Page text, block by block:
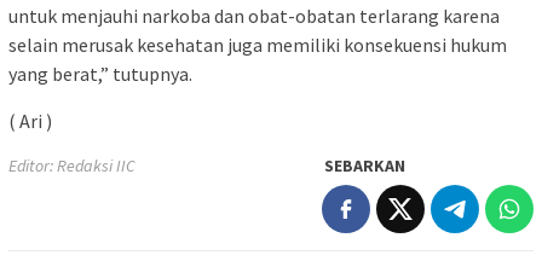
untuk menjauhi narkoba dan obat-obatan terlarang karena
selain merusak kesehatan juga memiliki konsekuensi hukum
yang berat,” tutupnya.
( Ari )
Editor: Redaksi IIC SEBARKAN